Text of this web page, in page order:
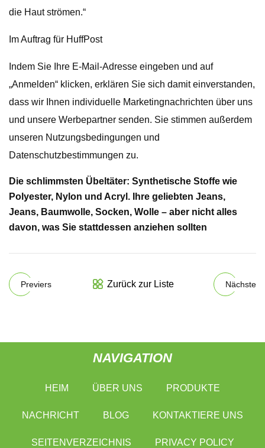
die Haut strömen.“
Im Auftrag für HuffPost
Indem Sie Ihre E-Mail-Adresse eingeben und auf
„Anmelden“ klicken, erklären Sie sich damit einverstanden,
dass wir Ihnen individuelle Marketingnachrichten über uns
und unsere Werbepartner senden. Sie stimmen außerdem
unseren Nutzungsbedingungen und
Datenschutzbestimmungen zu.
Die schlimmsten Übeltäter: Synthetische Stoffe wie
Polyester, Nylon und Acryl. Ihre geliebten Jeans,
Jeans, Baumwolle, Socken, Wolle – aber nicht alles
davon, was Sie stattdessen anziehen sollten
Previers Zurück zur Liste Nächste
NAVIGATION
HEIM ÜBER UNS PRODUKTE
NACHRICHT BLOG KONTAKTIERE UNS
SEITENVERZEICHNIS PRIVACY POLICY